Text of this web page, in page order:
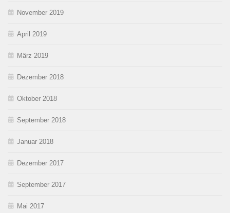
November 2019
April 2019
März 2019
Dezember 2018
Oktober 2018
September 2018
Januar 2018
Dezember 2017
September 2017
Mai 2017